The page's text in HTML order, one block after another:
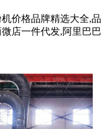
价格品牌精选大全,品
店一件代发,阿里巴巴